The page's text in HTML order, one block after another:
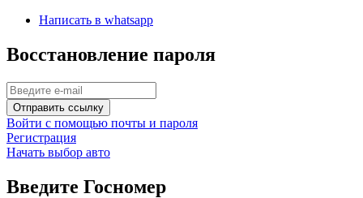
Написать в whatsapp
Восстановление пароля
Отправить ссылку
Войти с помощью почты и пароля
Регистрация
Начать выбор авто
Введите Госномер